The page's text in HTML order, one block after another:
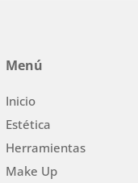
Menú
Inicio
Estética
Herramientas
Make Up